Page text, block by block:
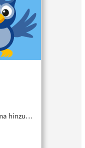
hinzu…